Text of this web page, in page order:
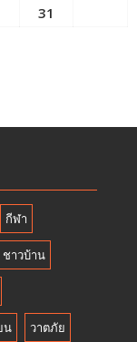
31
กีฬา
ชาวบ้าน
น วาตภัย